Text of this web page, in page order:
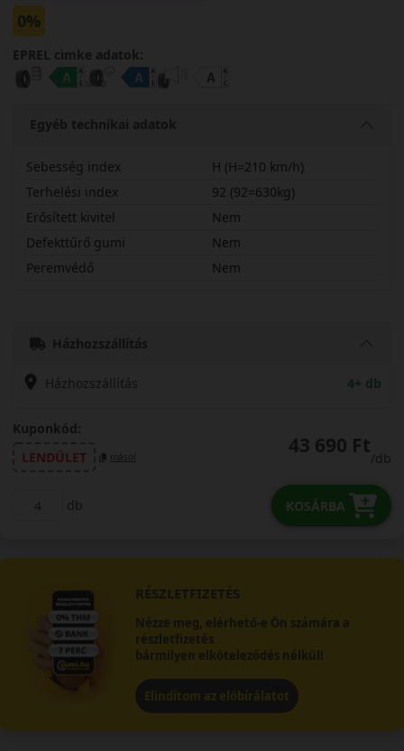
0%
EPREL cimke adatok:
Egyéb technikai adatok
Sebesség index
H (H=210 km/h)
Terhelési index
92 (92=630kg)
Erősített kivitel
Nem
Defekttűrő gumi
Nem
Peremvédő
Nem
Házhozszállítás
Házhozszállítás 4+ db
Kuponkód:
LENDÜLET
másol 43 690 Ft
/db
db KOSÁRBA
RÉSZLETFIZETÉS
Nézze meg, elérhető-e Ön számára a
részletfizetés
bármilyen elköteleződés nélkül!
Elindítom az előbírálatot